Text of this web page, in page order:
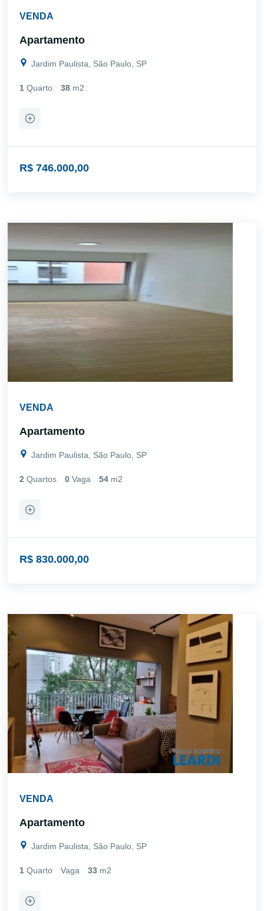
VENDA
Apartamento
Jardim Paulista, São Paulo, SP
1 Quarto 38 m2
R$ 746.000,00
VENDA
Apartamento
Jardim Paulista, São Paulo, SP
2 Quartos 0 Vaga 54 m2
R$ 830.000,00
VENDA
Apartamento
Jardim Paulista, São Paulo, SP
1 Quarto Vaga 33 m2